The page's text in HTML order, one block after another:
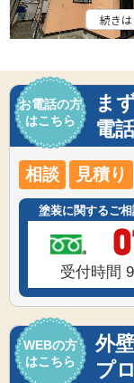
続き
お電話の方
はこちら
ま
電
相談 見積り
塗装に関するご
受付時間
WEBの方
はこちら
外
プ